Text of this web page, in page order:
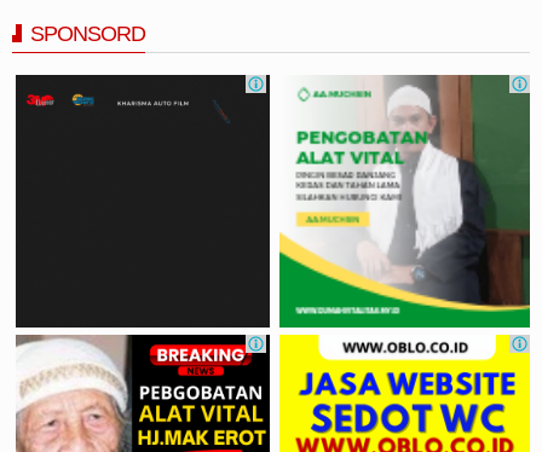
SPONSORD